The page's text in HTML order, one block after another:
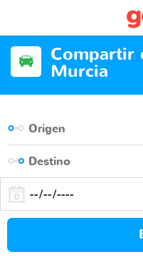
Compartir
Murcia